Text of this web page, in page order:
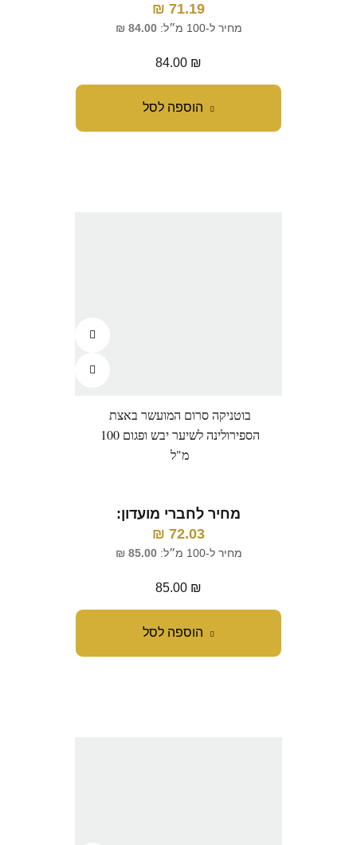
הוספה לסל
71.19
₪
מחיר ל-100 מ״ל: 84.00
₪
84.00 ₪
הוספה לסל
בוטניקה סרום המועשר באצת
הספירולינה לשיער יבש ופגום 100
מ"ל
מחיר לחברי מועדון:
72.03
₪
מחיר ל-100 מ״ל: 85.00
₪
85.00 ₪